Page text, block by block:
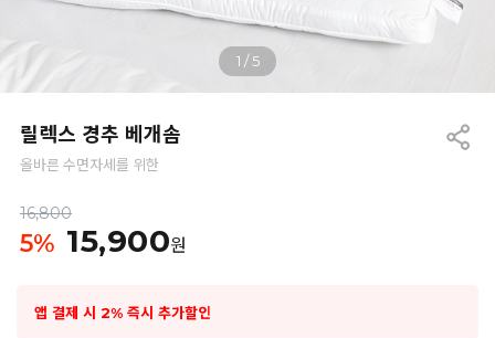
1 /5
릴렉스 경추 베개솜
올바른 수면자세를 위한
16,800
5% 15,900원
앱 결제 시 2% 즉시 추가할인